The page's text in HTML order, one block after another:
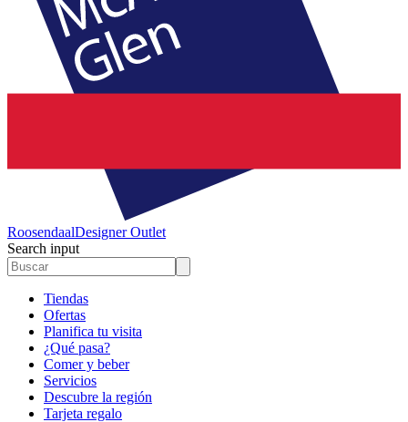
RoosendaalDesigner Outlet
Search input
Tiendas
Ofertas
Planifica tu visita
¿Qué pasa?
Comer y beber
Servicios
Descubre la región
Tarjeta regalo